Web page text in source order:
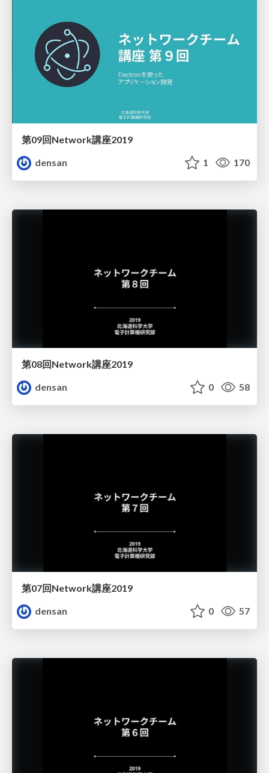
第09回Network講座2019
densan
1 170
第08回Network講座2019
densan
0 58
第07回Network講座2019
densan
0 57